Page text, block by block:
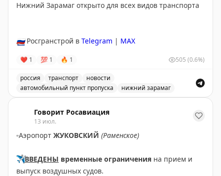
Нижний Зарамаг открыто для всех видов транспорта
🇷🇺Росгранстрой в Telegram | MAX
❤ 1 💯 1 🔥 1 505 (0.6%)
россия транспорт
новости
автомобильный пункт пропуска
нижний зарамаг
Говорит Росавиация
13 июл.
▫️Аэропорт ЖУКОВСКИЙ (Раменское)
✈️ВВЕДЕНЫ временные ограничения на прием и
выпуск воздушных судов.